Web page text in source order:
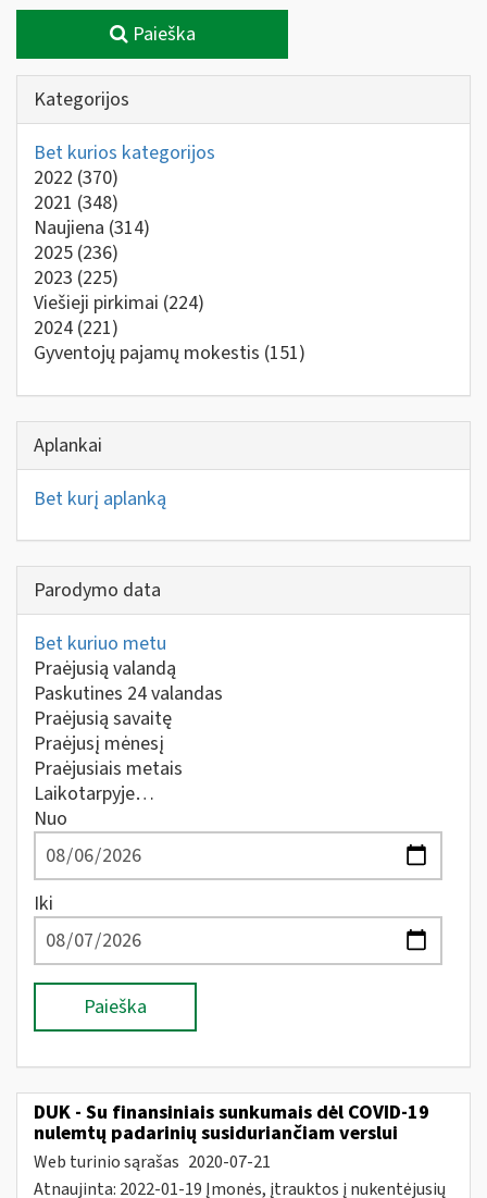
Paieška
Kategorijos
Bet kurios kategorijos
2022 (370)
2021 (348)
Naujiena (314)
2025 (236)
2023 (225)
Viešieji pirkimai (224)
2024 (221)
Gyventojų pajamų mokestis (151)
Aplankai
Bet kurį aplanką
Parodymo data
Bet kuriuo metu
Praėjusią valandą
Paskutines 24 valandas
Praėjusią savaitę
Praėjusį mėnesį
Praėjusiais metais
Laikotarpyje…
Nuo
Iki
Paieška
DUK - Su finansiniais sunkumais dėl COVID-19
nulemtų padarinių susiduriančiam verslui
Web turinio sąrašas 2020-07-21
Atnaujinta: 2022-01-19 Įmonės, įtrauktos į nukentėjusių